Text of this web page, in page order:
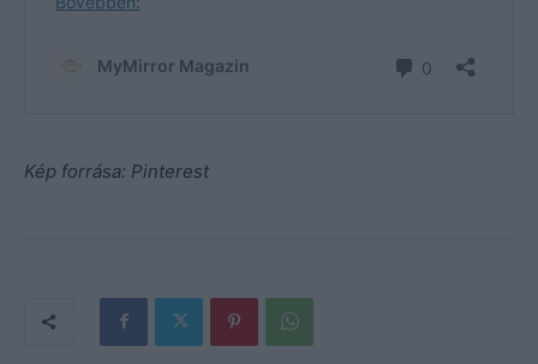
Kép forrása: Pinterest